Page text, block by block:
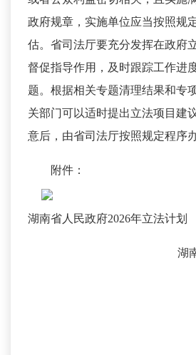
政府规章，实施单位应当按照规
估。省司法厅要充分发挥在政府
督促指导作用，及时跟踪工作进
题。根据相关专题清理结果和专
关部门可以适时提出立法项目建
意后，由省司法厅按照规定程序办
附件：
湖南省人民政府2026年立法计划
湖